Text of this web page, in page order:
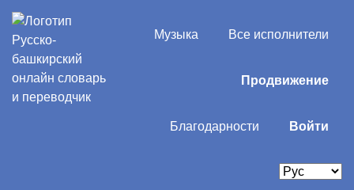
Музыка Все исполнители
Продвижение
Благодарности Войти